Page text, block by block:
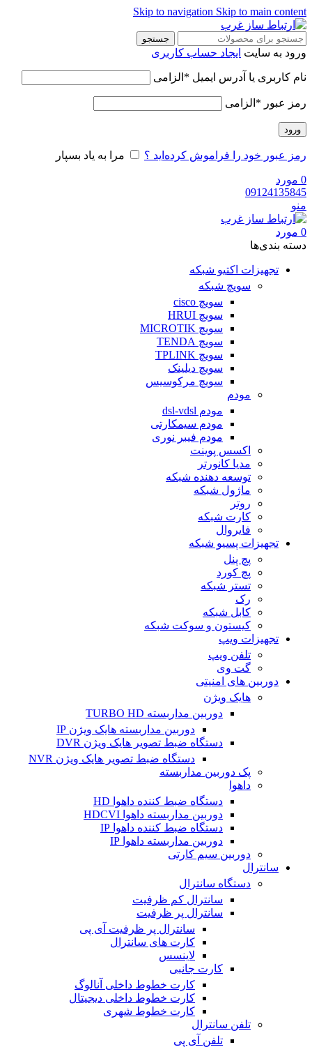
Skip to navigation Skip to main content
جستجو
ورود به سایت ایجاد حساب کاربری
نام کاربری یا آدرس ایمیل * الزامی
رمز عبور * الزامی
ورود
رمز عبور خود را فراموش کرده‌اید ؟ مرا به یاد بسپار
0 مورد
09124135845
منو
0 مورد
دسته‌ بندی‌ها
تجهیزات اکتیو شبکه
سویچ شبکه
سویچ cisco
سویچ HRUI
سویچ MICROTIK
سویچ TENDA
سویچ TPLINK
سویچ دیلینک
سویچ مرکوسیس
مودم
مودم dsl-vdsl
مودم سیمکارتی
مودم فیبر نوری
اکسس پوینت
مدیا کانورتر
توسعه دهنده شبکه
ماژول شبکه
روتر
کارت شبکه
فایروال
تجهیزات پسیو شبکه
پچ پنل
پچ کورد
تستر شبکه
رک
کابل شبکه
کیستون و سوکت شبکه
تجهیزات ویپ
تلفن ویپ
گت وی
دوربین های امنیتی
هایک ویژن
دوربین مداربسته TURBO HD
دوربین مداربسته هایک ویژن IP
دستگاه ضبط تصویر هایک ویژن DVR
دستگاه ضبط تصویر هایک ویژن NVR
پک دوربین مداربسته
داهوا
دستگاه ضبط کننده داهوا HD
دوربین مداربسته داهوا HDCVI
دستگاه ضبط کننده داهوا IP
دوربین مداربسته داهوا IP
دوربین سیم کارتی
سانترال
دستگاه سانترال
سانترال کم ظرفیت
سانترال پر ظرفیت
سانترال پر ظرفیت آی پی
کارت های سانترال
لاینسس
کارت جانبی
کارت خطوط داخلی آنالوگ
کارت خطوط داخلی دیجیتال
کارت خطوط شهری
تلفن سانترال
تلفن آی پی